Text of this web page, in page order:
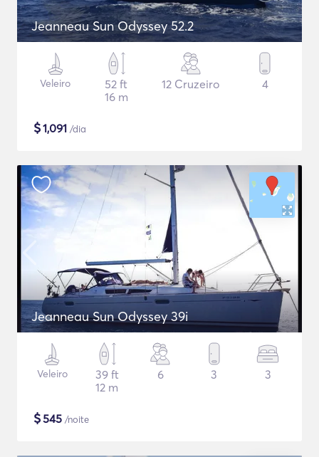
Jeanneau Sun Odyssey 52.2
Veleiro
52 ft
16 m
12 Cruzeiro 4
$1,091 /dia
Jeanneau Sun Odyssey 39i
Veleiro
39 ft
12 m
6 3 3
$545 /noite